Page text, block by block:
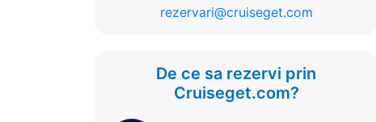
rezervari@cruiseget.com
De ce sa rezervi prin
Cruiseget.com?